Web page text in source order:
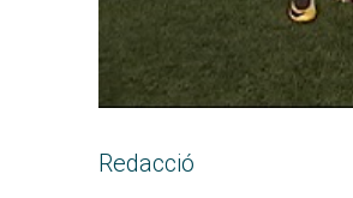
Redacció